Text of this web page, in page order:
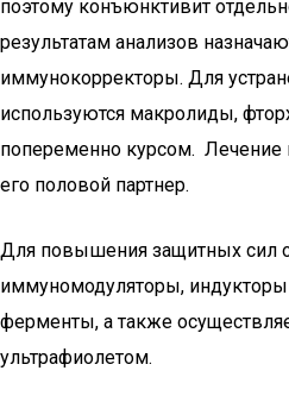
поэтому конъюнктивит
результатам анализов
иммунокорректоры. Для
используются макролиды,
попеременно курсом. Лечение
его половой партнер.
Для повышения защитных сил
иммуномодуляторы,
ферменты, а также
ультрафиолетом.